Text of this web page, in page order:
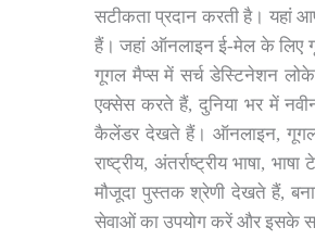
सटीकता प्रदान करती है। यहां
हैं। जहां ऑनलाइन ई-मेल के लिए
गूगल मैप्स में सर्च डेस्टिनेशन
एक्सेस करते हैं, दुनिया भर में
कैलेंडर देखते हैं। ऑनलाइन, गूगल
राष्ट्रीय, अंतर्राष्ट्रीय
मौजूदा पुस्तक श्रेणी देखते हैं,
सेवाओं का उपयोग करें और इसके